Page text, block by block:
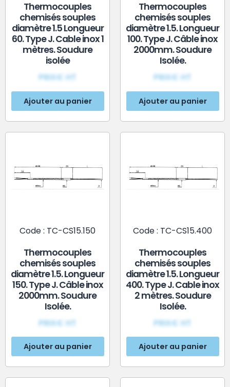
Thermocouples
chemisés souples
diamètre 1.5 Longueur
60. Type J. Cable inox 1
mètres. Soudure
isolée
PRIX€ HT
Ajouter au panier
Thermocouples
chemisés souples
diamètre 1.5. Longueur
100. Type J. Câble inox
2000mm. Soudure
Isolée.
PRIX€ HT
Ajouter au panier
Code : TC-CS15.150
Thermocouples
chemisés souples
diamètre 1.5. Longueur
150. Type J. Câble inox
2000mm. Soudure
Isolée.
PRIX€ HT
Ajouter au panier
Code : TC-CS15.400
Thermocouples
chemisés souples
diamètre 1.5. Longueur
400. Type J. Cable inox
2 mètres. Soudure
Isolée.
PRIX€ HT
Ajouter au panier